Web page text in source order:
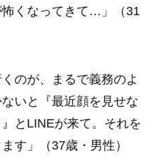
くなってきて…」（31
のが、まるで義務のよ
いと『最近顔を見せな
とLINEが来て。それを
す」（37歳・男性）